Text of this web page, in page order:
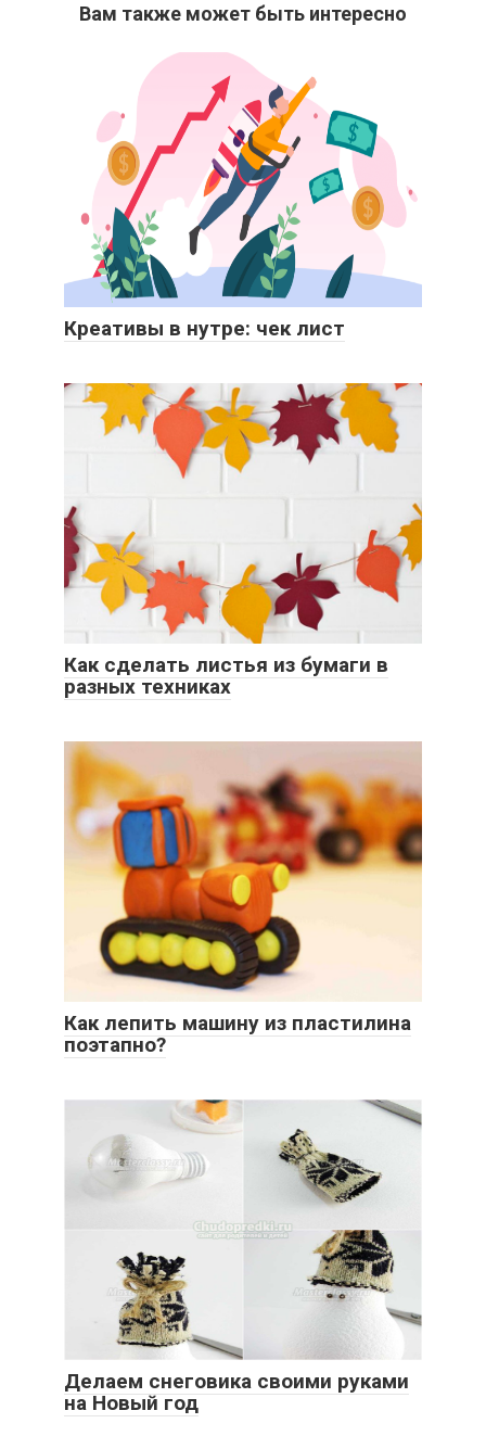
Вам также может быть интересно
Креативы в нутре: чек лист
Как сделать листья из бумаги в
разных техниках
Как лепить машину из пластилина
поэтапно?
Делаем снеговика своими руками
на Новый год